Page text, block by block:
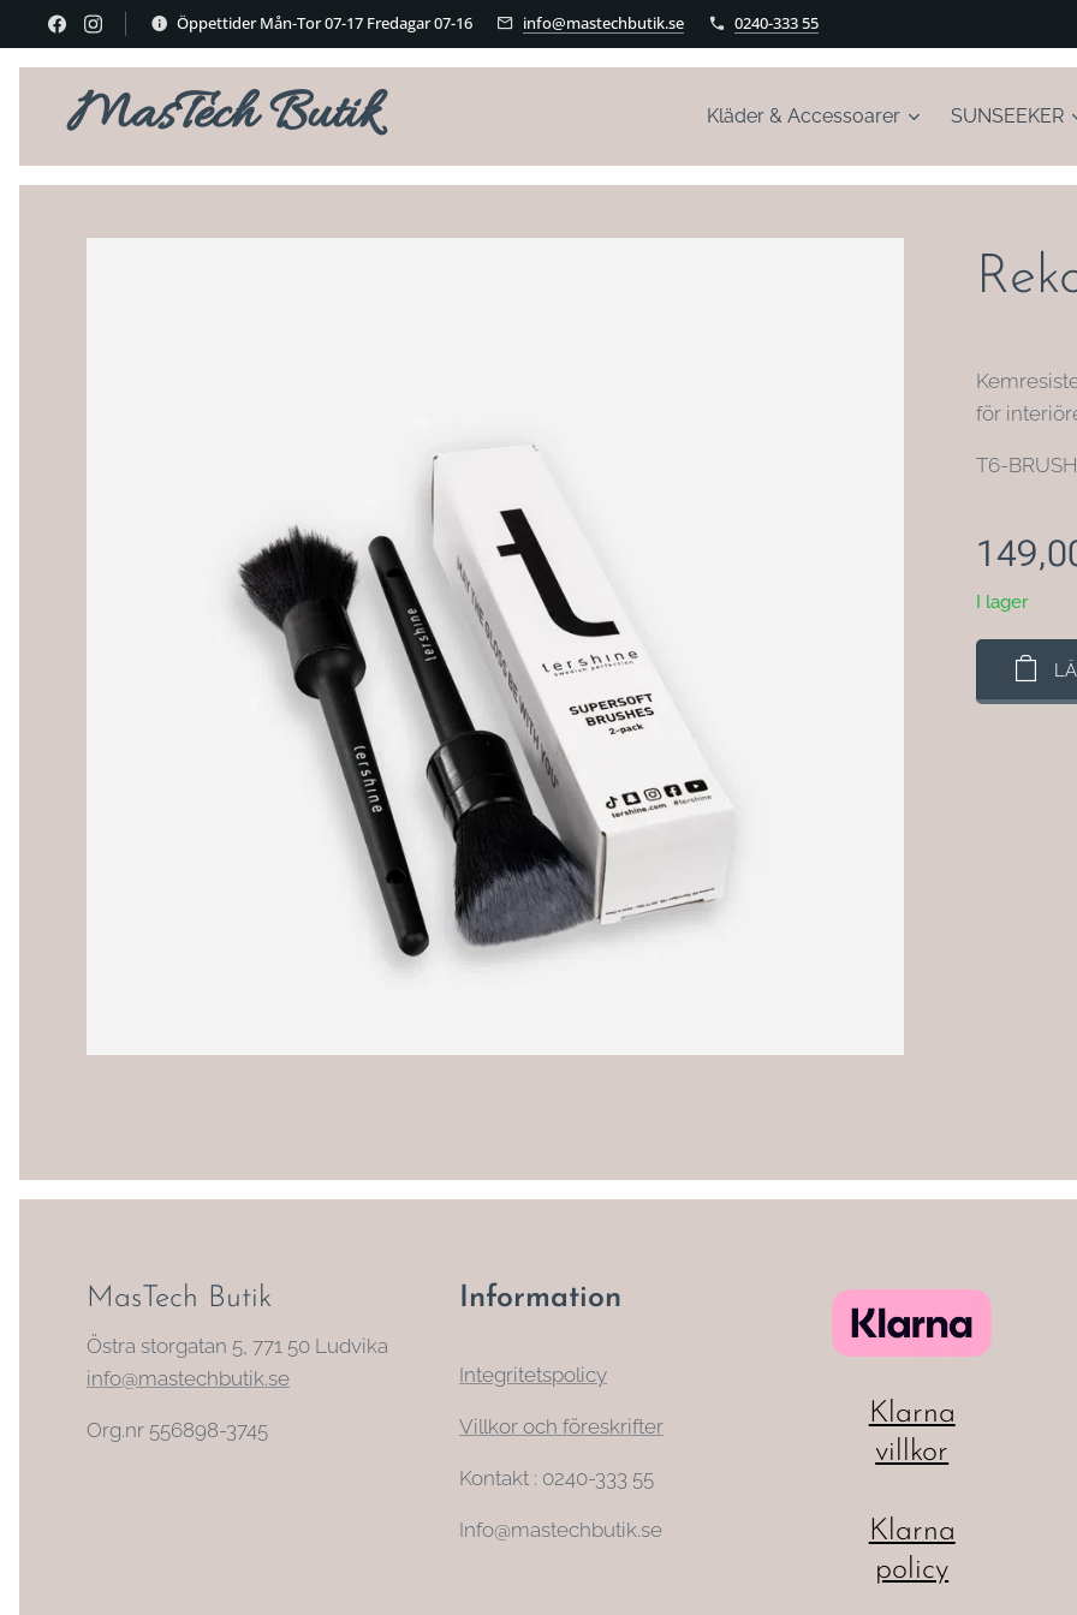
Öppettider Mån-Tor 07-17 Fredagar 07-16 info@mastechbutik.se 0240-333 55
MasTech Butik Kläder & Accessoarer SUNSEEKER
för
T6-
I lager
MasTech Butik
Östra storgatan 5, 771 50 Ludvika
info@mastechbutik.se
Org.nr 556898-3745
Information
Integritetspolicy
Villkor och föreskrifter
Kontakt : 0240-333 55
Info@mastechbutik.se
Klarna
villkor
Klarna
policy